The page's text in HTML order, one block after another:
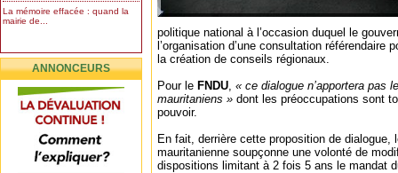
La mémoire effacée : quand la
mairie de...
ANNONCEURS
politique national à l’occasion duquel le
l’organisation d’une consultation référendaire
la création de conseils régionaux.
Pour le FNDU, « ce dialogue n’apportera pas
mauritaniens » dont les préoccupations sont
pouvoir.
En fait, derrière cette proposition de dialogue,
mauritanienne soupçonne une volonté de
dispositions limitant à 2 fois 5 ans le mandat